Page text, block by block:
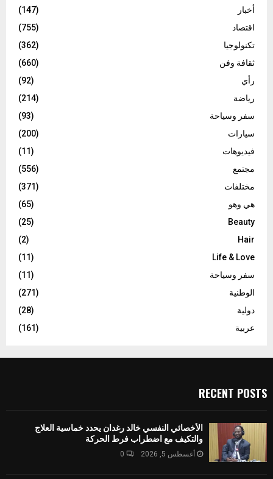
أخبار
(147)
اقتصاد
(755)
تكنولوجيا
(362)
ثقافة وفن
(660)
رأي
(92)
رياضة
(214)
سفر وسياحة
(93)
سيارات
(200)
فيديوهات
(11)
مجتمع
(556)
مختلفات
(371)
هي وهو
(65)
Beauty
(25)
Hair
(2)
Life & Love
(11)
سفر وسياحة
(11)
الوطنية
(271)
دولية
(28)
عربية
(161)
RECENT POSTS
الأخصائي النفسي خالد رغدان يحدد خماسية العلاج
والتكيف مع اضطراب فرط الحركة
أغسطس 5, 2026 0